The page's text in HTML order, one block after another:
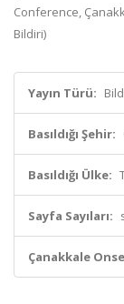
Conference,
Bildiri)
Yayın Türü:
Basıldığı Şehir:
Basıldığı Ülke:
Sayfa Sayıları:
Çanakkale